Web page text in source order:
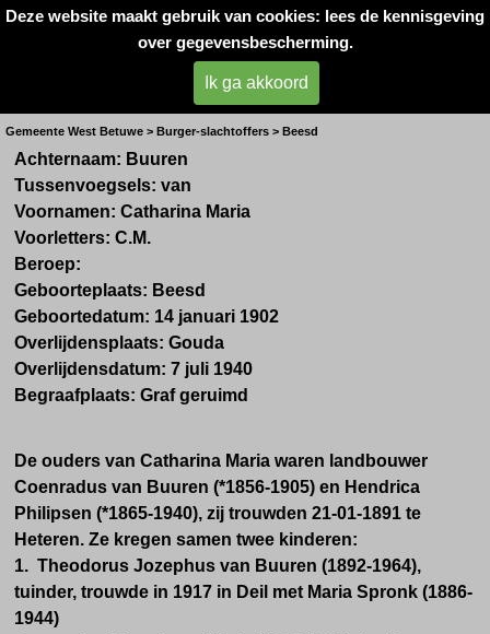
Deze website maakt gebruik van cookies: lees de kennisgeving
over gegevensbescherming.
Ik ga akkoord
Oorlogsslachtoffers
West- Betuwe
Gemeente West Betuwe > Burger-slachtoffers > Beesd
Achternaam: Buuren
Tussenvoegsels: van
Voornamen: Catharina Maria
Voorletters: C.M.
Beroep:
Geboorteplaats: Beesd
Geboortedatum: 14 januari 1902
Overlijdensplaats: Gouda
Overlijdensdatum: 7 juli 1940
Begraafplaats: Graf geruimd
De ouders van Catharina Maria waren landbouwer
Coenradus van Buuren (*1856-1905) en Hendrica
Philipsen (*1865-1940), zij trouwden 21-01-1891 te
Heteren. Ze kregen samen twee kinderen:
1. Theodorus Jozephus van Buuren (1892-1964),
tuinder, trouwde in 1917 in Deil met Maria Spronk (1886-
1944)